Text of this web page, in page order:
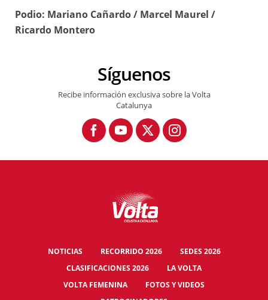
etapa
Lleida
159km
Pancera
Tremp – La Seu
d’Urgell
141km
Mariano
La Seu d’Urgell –
234km
Terrassa –
131km
Podio: Mariano Cañardo / Marcel Maurel /
Ricardo Montero
Síguenos
Recibe información exclusiva sobre la Volta
Catalunya
NOTICIAS RECORRIDO 2026
SEDES 2026
CLASIFICACIONES 2026
LA VOLTA
VOLTA FEMENINA
FOTOS Y VIDEOS